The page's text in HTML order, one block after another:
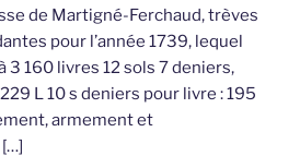
de Martigné-Ferchaud, trèves
pour l’année 1739, lequel
3 160 livres 12 sols 7 deniers,
L 10 s deniers pour livre : 195
armement et